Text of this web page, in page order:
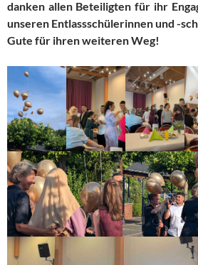
danken allen Beteiligten für ihr
unseren Entlassschülerinnen und -
Gute für ihren weiteren Weg!